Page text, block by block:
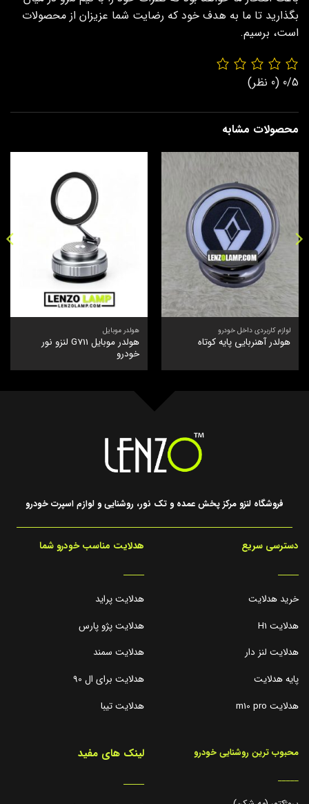
بگذارید تا ما به هدف خود که رضایت شما عزیزان از محصولات
است، برسیم.
0/5 (0 نظر)
محصولات مشابه
لوازم کاربردی داخل خودرو
هولدر آهنربایی پایه کوتاه
هولدر موبایل
هولدر موبایل G711 لنزو نور
خودرو
فروشگاه لنزو مرکز پخش عمده و تک نور، روشنایی و لوازم اسپرت خودرو
دسترسی سریع
_____
خرید هدلایت
هدلایت H1
هدلایت لنز دار
پایه هدلایت
هدلایت m10 pro
هدلایت مناسب خودرو شما
_____
هدلایت پراید
هدلایت پژو پارس
هدلایت سمند
هدلایت برای ال 90
هدلایت تیبا
محبوب ترین روشنایی خودرو
_____
لینک های مفید
_____